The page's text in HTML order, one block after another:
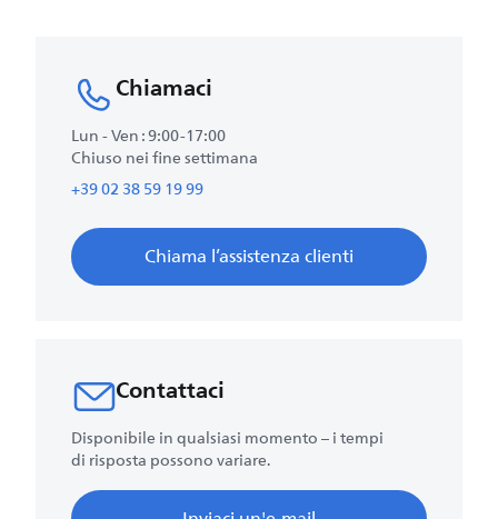
Chiamaci
Lun - Ven : 9:00-17:00
Chiuso nei fine settimana
+39 02 38 59 19 99
Chiama l’assistenza clienti
Contattaci
Disponibile in qualsiasi momento – i tempi
di risposta possono variare.